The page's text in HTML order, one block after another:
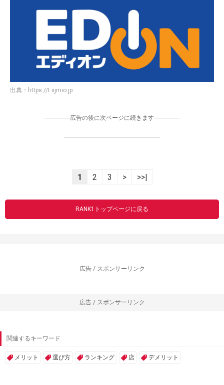
出典： https://t.iijmio.jp
-----------------広告の後に次ページに続きます-----------------
----------------------------------------------------------------
1 2 3 > >>|
RANK1トップページに戻る
広告 / スポンサーリンク
広告 / スポンサーリンク
関連するキーワード
メリット 選び方 ランキング 店 デメリット